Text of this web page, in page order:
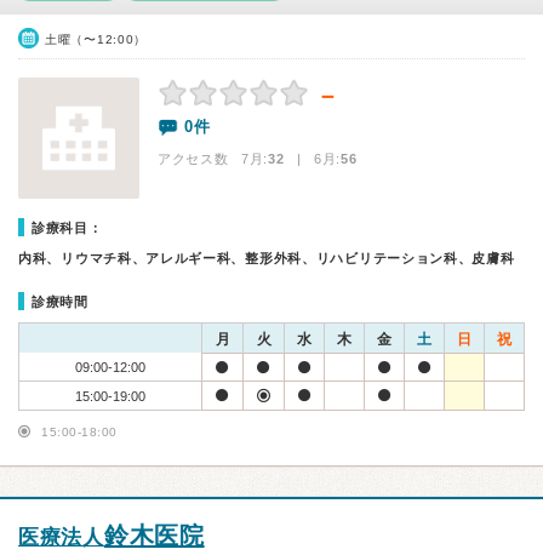
土曜（〜12:00）
－
0件
アクセス数 7月:32 | 6月:56
診療科目：
内科、リウマチ科、アレルギー科、整形外科、リハビリテーション科、皮膚科
診療時間
月 火 水 木 金 土 日 祝
09:00-12:00
15:00-19:00
15:00-18:00
医療法人鈴木医院